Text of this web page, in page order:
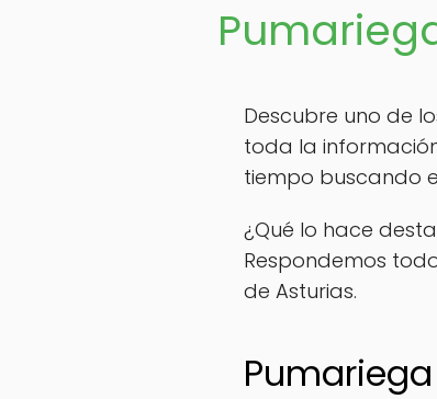
Descubre uno de
toda la
tiempo buscando
¿Qué lo hace
Respondemos
de Asturias.